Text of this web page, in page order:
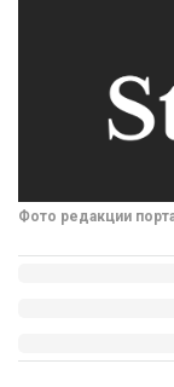
Фото редакции